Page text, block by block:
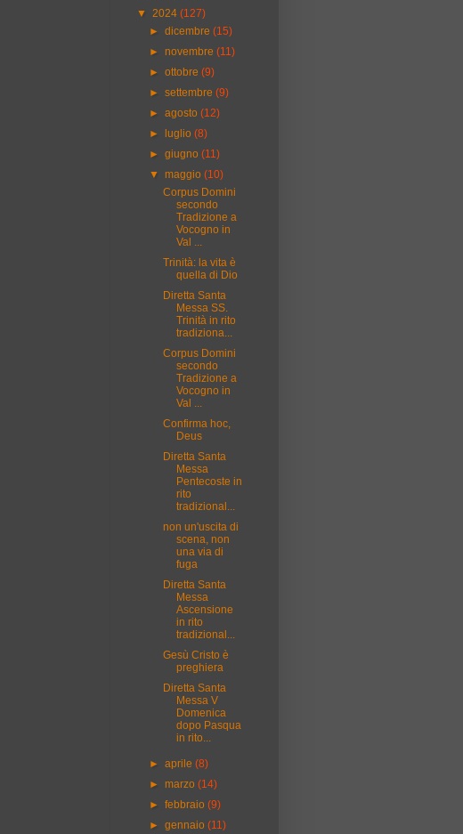
▼ 2024 (127)
►dicembre(15)
►novembre(11)
►ottobre(9)
►settembre(9)
►agosto(12)
►
luglio(8)
►giugno(11)
▼maggio(10)
Corpus Domini
secondo
Tradizione a
Vocogno in
Val ...
Trinità: la vita è
quella di Dio
Diretta Santa
Messa SS.
Trinità in rito
tradiziona...
Corpus Domini
secondo
Tradizione a
Vocogno in
Val ...
Confirma hoc,
Deus
Diretta Santa
Messa
Pentecoste in
rito
tradizional...
non un'uscita di
scena, non
una via di
fuga
Diretta Santa
Messa
Ascensione
in rito
tradizional...
Gesù Cristo è
preghiera
Diretta Santa
Messa V
Domenica
dopo Pasqua
in rito...
►aprile(8)
►marzo(14)
►febbraio(9)
►gennaio(11)